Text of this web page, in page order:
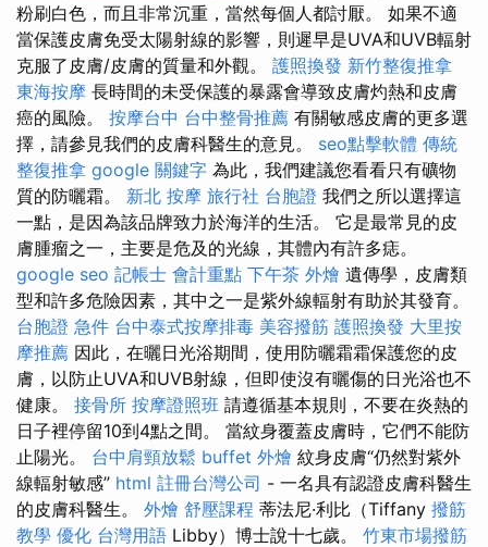
粉刷白色，而且非常沉重，當然每個人都討厭。 如果不適
當保護皮膚免受太陽射線的影響，則遲早是UVA和UVB輻射
克服了皮膚/皮膚的質量和外觀。 護照換發 新竹整復推拿
東海按摩 長時間的未受保護的暴露會導致皮膚灼熱和皮膚
癌的風險。 按摩台中 台中整骨推薦 有關敏感皮膚的更多選
擇，請參見我們的皮膚科醫生的意見。 seo點擊軟體 傳統
整復推拿 google 關鍵字 為此，我們建議您看看只有礦物
質的防曬霜。 新北 按摩 旅行社 台胞證 我們之所以選擇這
一點，是因為該品牌致力於海洋的生活。 它是最常見的皮
膚腫瘤之一，主要是危及的光線，其體內有許多痣。
google seo 記帳士 會計重點 下午茶 外燴 遺傳學，皮膚類
型和許多危險因素，其中之一是紫外線輻射有助於其發育。
台胞證 急件 台中泰式按摩排毒 美容撥筋 護照換發 大里按
摩推薦 因此，在曬日光浴期間，使用防曬霜霜保護您的皮
膚，以防止UVA和UVB射線，但即使沒有曬傷的日光浴也不
健康。 接骨所 按摩證照班 請遵循基本規則，不要在炎熱的
日子裡停留10到4點之間。 當紋身覆蓋皮膚時，它們不能防
止陽光。 台中肩頸放鬆 buffet 外燴 紋身皮膚“仍然對紫外
線輻射敏感” html 註冊台灣公司 - 一名具有認證皮膚科醫生
的皮膚科醫生。 外燴 舒壓課程 蒂法尼·利比（Tiffany 撥筋
教學 優化 台灣用語 Libby）博士說十七歲。 竹東市場撥筋